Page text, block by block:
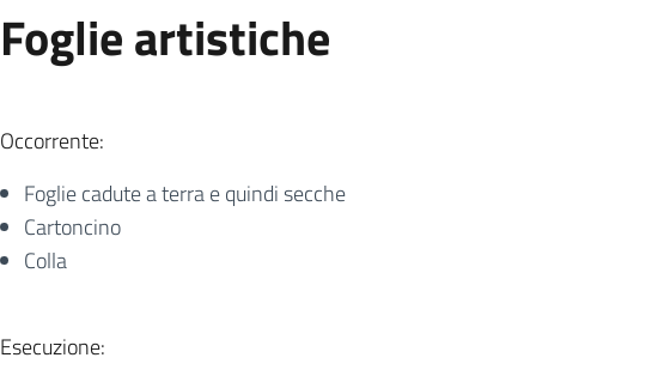
Foglie artistiche
Occorrente:
Foglie cadute a terra e quindi secche
Cartoncino
Colla
Esecuzione: